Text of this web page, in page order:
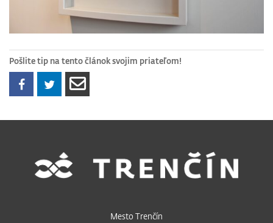
Pošlite tip na tento článok svojim priateľom!
Mesto Trenčín